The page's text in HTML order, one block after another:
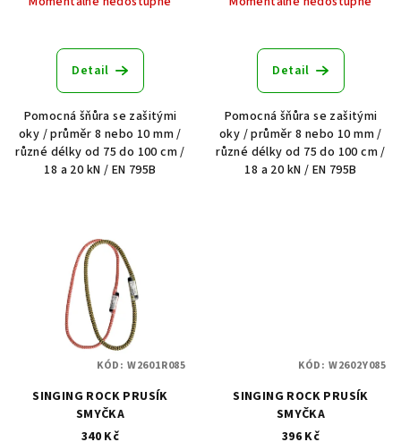
Detail
Pomocná šňůra se zašitými
oky / průměr 8 nebo 10 mm /
různé délky od 75 do 100 cm /
18 a 20 kN / EN 795B
Detail
Pomocná šňůra se zašitými
oky / průměr 8 nebo 10 mm /
různé délky od 75 do 100 cm /
18 a 20 kN / EN 795B
SINGING ROCK PRUSÍK
SMYČKA
340 Kč
KÓD: W2601R085
SINGING ROCK PRUSÍK
SMYČKA
396 Kč
KÓD: W2602Y085